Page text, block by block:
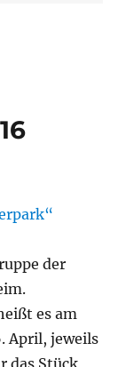
der
es am
April, jeweils
das Stück